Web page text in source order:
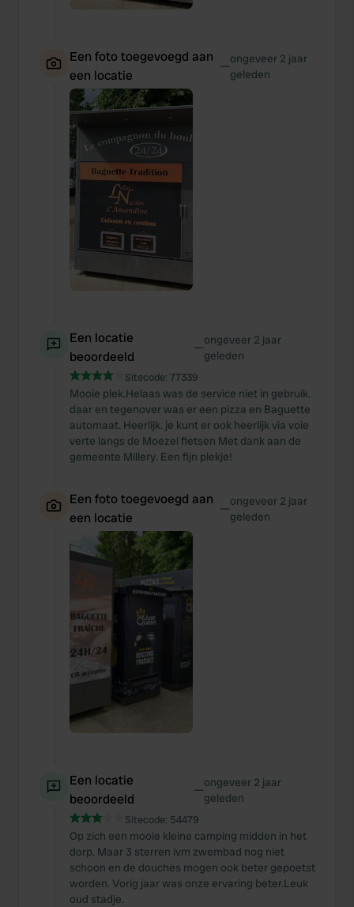
Een foto toegevoegd aan
een locatie
—ongeveer 2 jaar
geleden
Een locatie
beoordeeld
—ongeveer 2 jaar
geleden
Sitecode: 77339
Mooie plek.Helaas was de service niet in gebruik.
daar en tegenover was er een pizza en Baguette
automaat. Heerlijk. je kunt er ook heerlijk via voie
verte langs de Moezel fietsen Met dank aan de
gemeente Millery. Een fijn plekje!
Een foto toegevoegd aan
een locatie
—ongeveer 2 jaar
geleden
Een locatie
beoordeeld
—ongeveer 2 jaar
geleden
Sitecode: 54479
Op zich een mooie kleine camping midden in het
dorp. Maar 3 sterren ivm zwembad nog niet
schoon en de douches mogen ook beter gepoetst
worden. Vorig jaar was onze ervaring beter.Leuk
oud stadje.